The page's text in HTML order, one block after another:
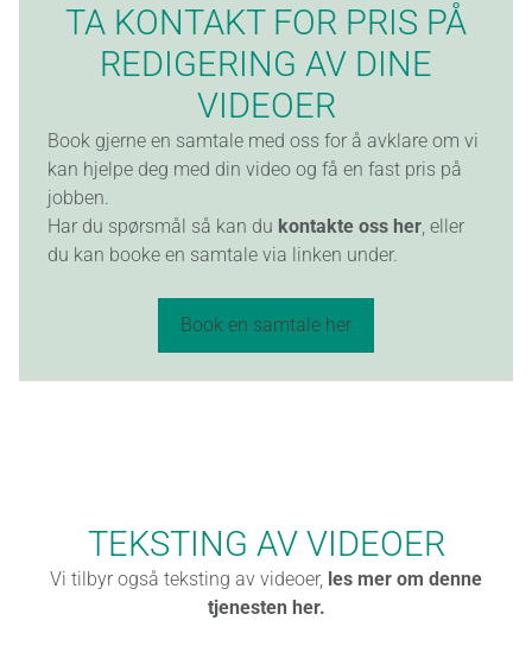
TA KONTAKT FOR PRIS PÅ
REDIGERING AV DINE
VIDEOER
Book gjerne en samtale med oss for å avklare om vi
kan hjelpe deg med din video og få en fast pris på
jobben.
Har du spørsmål så kan du kontakte oss her, eller
du kan booke en samtale via linken under.
Book en samtale her
TEKSTING AV VIDEOER
Vi tilbyr også teksting av videoer, les mer om denne
tjenesten her.